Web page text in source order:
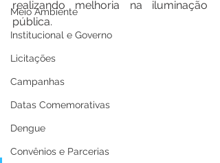
Meio Ambiente
Institucional e Governo
Licitações
Campanhas
Datas Comemorativas
Dengue
Convênios e Parcerias
realizando melhoria na iluminação
pública.